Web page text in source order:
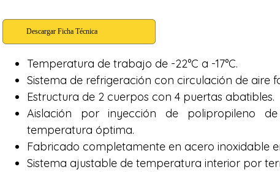
Temperatura de trabajo de -22°C a -17°C.
Sistema de refrigeración con circulación de aire
Estructura de 2 cuerpos con 4 puertas abatibles.
Aislación por inyección de polipropileno
temperatura óptima.
Fabricado completamente en acero inoxidable
Sistema ajustable de temperatura interior por